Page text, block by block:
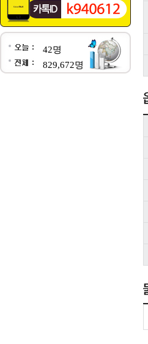
42명
829,672명